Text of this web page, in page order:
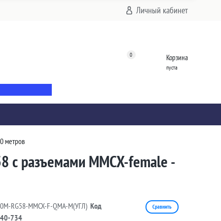
Личный кабинет
0 Корзина
пуста
метров
с разъемами MMCX-female -
RG58-MMCX-F-QMA-M(УГЛ) Код
734
Сравнить